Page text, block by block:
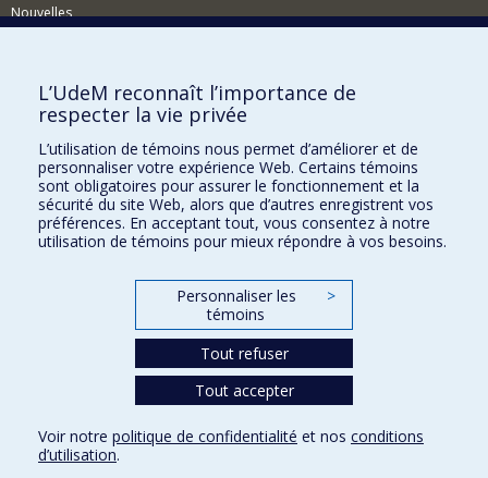
Nouvelles
Comment soutenir le Département?
BESOIN D'AIDE?
Plan du site
Signaler une erreur
Accessibilité
FACULTÉ DES ARTS ET DES SCIENCES
Nos départements et écoles
Conditions d’utilisation
L’UdeM reconnaît l’importance de
respecter la vie privée
L’utilisation de témoins nous permet d’améliorer et de
personnaliser votre expérience Web. Certains témoins
sont obligatoires pour assurer le fonctionnement et la
sécurité du site Web, alors que d’autres enregistrent vos
préférences. En acceptant tout, vous consentez à notre
utilisation de témoins pour mieux répondre à vos besoins.
Personnaliser les
témoins
>
Tout refuser
Tout accepter
Voir notre politique de confidentialité et nos conditions
d’utilisation.